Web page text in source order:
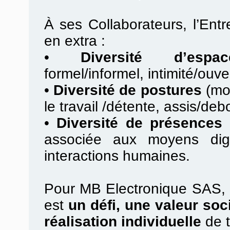
À ses Collaborateurs,
en extra :
• Diversité
formel/informel, intimité/
• Diversité de postures
le travail /détente, assis/
• Diversité de
associée aux moyens
interactions humaines.
Pour MB Electronique
est un défi, une valeur
réalisation individuelle de